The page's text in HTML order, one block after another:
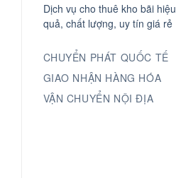
Dịch vụ cho thuê kho bãi hiệu
quả, chất lượng, uy tín giá rẻ
CHUYỂN PHÁT QUỐC TẾ
GIAO NHẬN HÀNG HÓA
VẬN CHUYỂN NỘI ĐỊA